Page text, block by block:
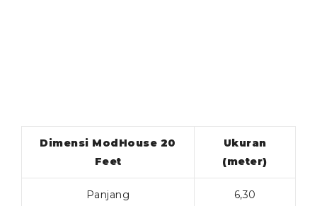
Dimensi ModHouse 20
Feet
Ukuran
(meter)
Panjang 6,30